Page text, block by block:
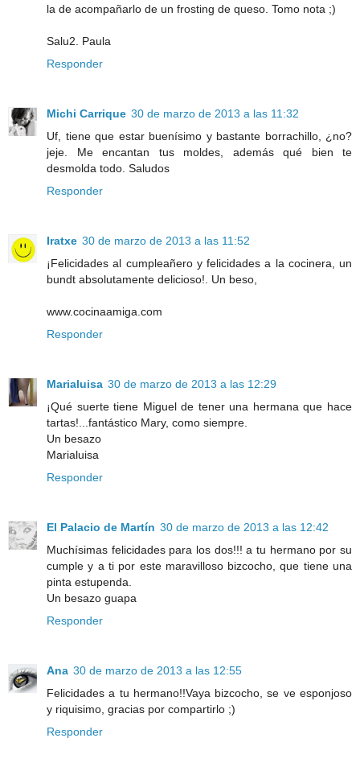
la de acompañarlo de un frosting de queso. Tomo nota ;)
Salu2. Paula
Responder
Michi Carrique 30 de marzo de 2013 a las 11:32
Uf, tiene que estar buenísimo y bastante borrachillo, ¿no?
jeje. Me encantan tus moldes, además qué bien te
desmolda todo. Saludos
Responder
Iratxe 30 de marzo de 2013 a las 11:52
¡Felicidades al cumpleañero y felicidades a la cocinera, un
bundt absolutamente delicioso!. Un beso,
www.cocinaamiga.com
Responder
Marialuisa 30 de marzo de 2013 a las 12:29
¡Qué suerte tiene Miguel de tener una hermana que hace
tartas!...fantástico Mary, como siempre.
Un besazo
Marialuisa
Responder
El Palacio de Martín 30 de marzo de 2013 a las 12:42
Muchísimas felicidades para los dos!!! a tu hermano por su
cumple y a ti por este maravilloso bizcocho, que tiene una
pinta estupenda.
Un besazo guapa
Responder
Ana 30 de marzo de 2013 a las 12:55
Felicidades a tu hermano!!Vaya bizcocho, se ve esponjoso
y riquisimo, gracias por compartirlo ;)
Responder